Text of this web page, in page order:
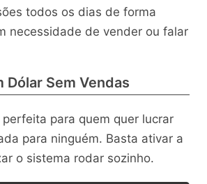
todos os dias de forma
necessidade de vender ou falar
Dólar Sem Vendas
para quem quer lucrar
para ninguém. Basta ativar a
o sistema rodar sozinho.